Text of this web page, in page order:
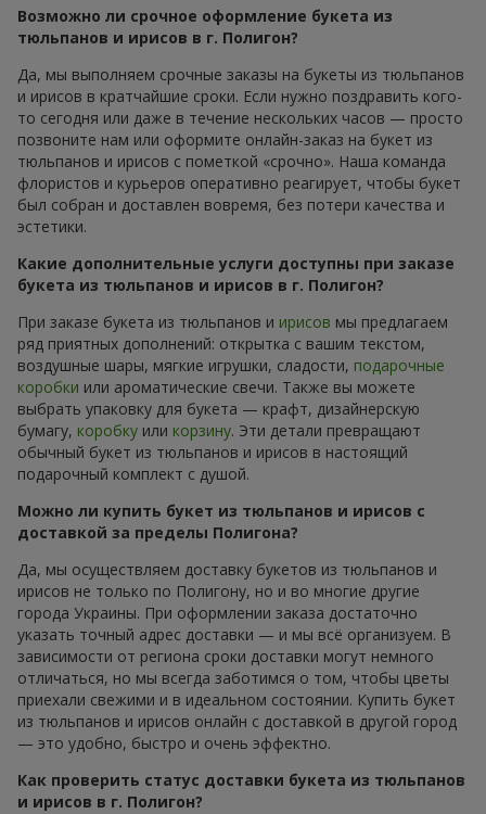
Возможно ли срочное оформление букета из
тюльпанов и ирисов в г. Полигон?
Да, мы выполняем срочные заказы на букеты из тюльпанов
и ирисов в кратчайшие сроки. Если нужно поздравить кого-
то сегодня или даже в течение нескольких часов — просто
позвоните нам или оформите онлайн-заказ на букет из
тюльпанов и ирисов с пометкой «срочно». Наша команда
флористов и курьеров оперативно реагирует, чтобы букет
был собран и доставлен вовремя, без потери качества и
эстетики.
Какие дополнительные услуги доступны при заказе
букета из тюльпанов и ирисов в г. Полигон?
При заказе букета из тюльпанов и ирисов мы предлагаем
ряд приятных дополнений: открытка с вашим текстом,
воздушные шары, мягкие игрушки, сладости, подарочные
коробки или ароматические свечи. Также вы можете
выбрать упаковку для букета — крафт, дизайнерскую
бумагу, коробку или корзину. Эти детали превращают
обычный букет из тюльпанов и ирисов в настоящий
подарочный комплект с душой.
Можно ли купить букет из тюльпанов и ирисов с
доставкой за пределы Полигона?
Да, мы осуществляем доставку букетов из тюльпанов и
ирисов не только по Полигону, но и во многие другие
города Украины. При оформлении заказа достаточно
указать точный адрес доставки — и мы всё организуем. В
зависимости от региона сроки доставки могут немного
отличаться, но мы всегда заботимся о том, чтобы цветы
приехали свежими и в идеальном состоянии. Купить букет
из тюльпанов и ирисов онлайн с доставкой в другой город
— это удобно, быстро и очень эффектно.
Как проверить статус доставки букета из тюльпанов
и ирисов в г. Полигон?